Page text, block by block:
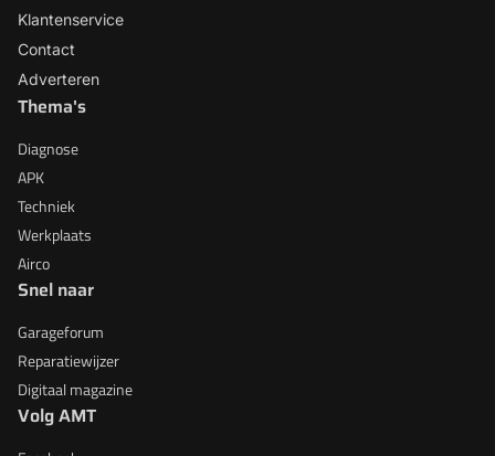
Klantenservice
Contact
Adverteren
Thema's
Diagnose
APK
Techniek
Werkplaats
Airco
Snel naar
Garageforum
Reparatiewijzer
Digitaal magazine
Volg AMT